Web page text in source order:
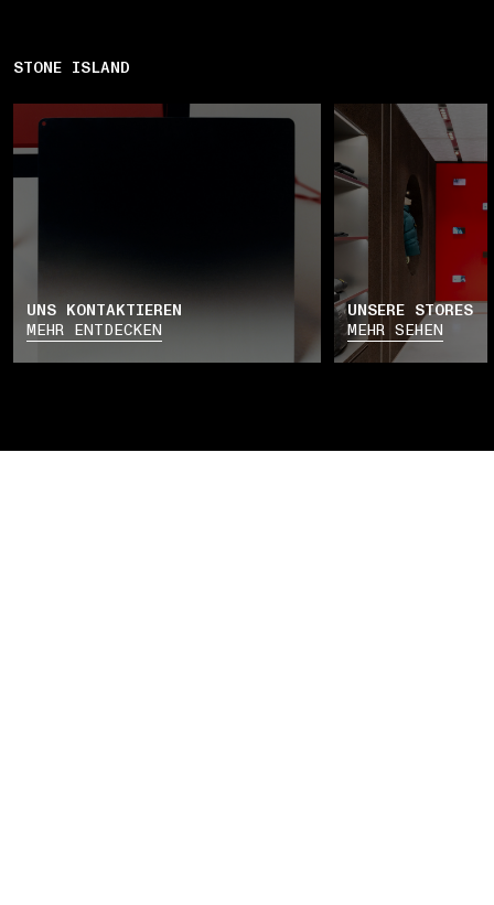
STONE ISLAND
UNS KONTAKTIEREN
MEHR ENTDECKEN
UNSERE STORES
MEHR SEHEN